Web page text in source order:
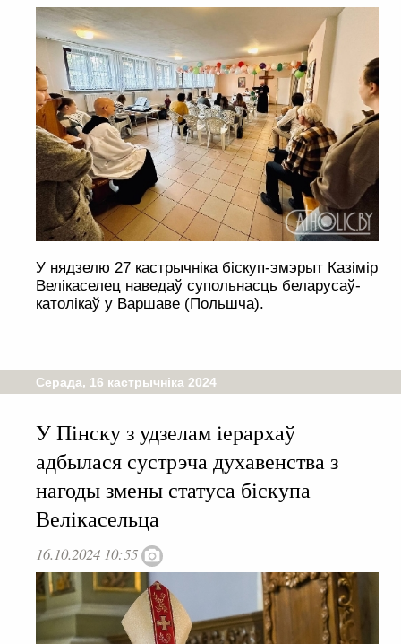
У нядзелю 27 кастрычніка біскуп-эмэрыт Казімір
Велікаселец наведаў супольнасць беларусаў-
католікаў у Варшаве (Польшча).
Серада, 16 кастрычніка 2024
У Пінску з удзелам іерархаў
адбылася сустрэча духавенства з
нагоды змены статуса біскупа
Велікасельца
16.10.2024 10:55